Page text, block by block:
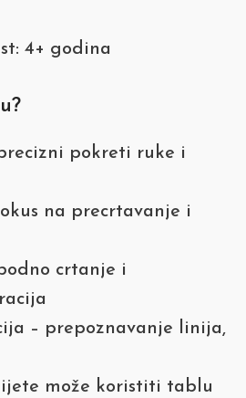
4+ godina
pokreti ruke i
na precrtavanje i
crtanje i
– prepoznavanje linija,
može koristiti tablu